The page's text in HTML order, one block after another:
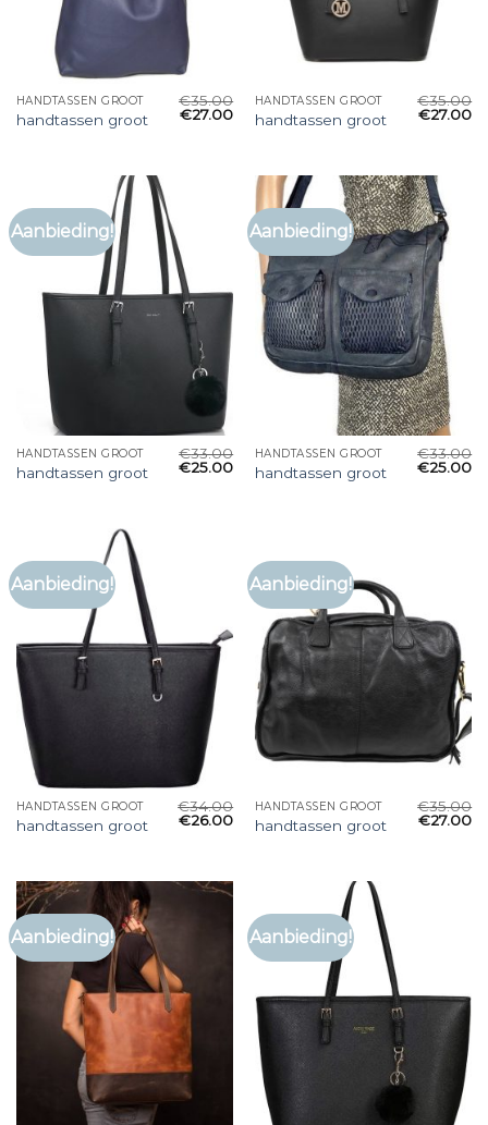
HANDTASSEN GROOT
handtassen groot
€35.00
€27.00
HANDTASSEN GROOT
handtassen groot
€35.00
€27.00
Aanbieding!
HANDTASSEN GROOT
handtassen groot
€33.00
€25.00
Aanbieding!
HANDTASSEN GROOT
handtassen groot
€33.00
€25.00
Aanbieding!
HANDTASSEN GROOT
handtassen groot
€34.00
€26.00
Aanbieding!
HANDTASSEN GROOT
handtassen groot
€35.00
€27.00
Aanbieding! Aanbieding!